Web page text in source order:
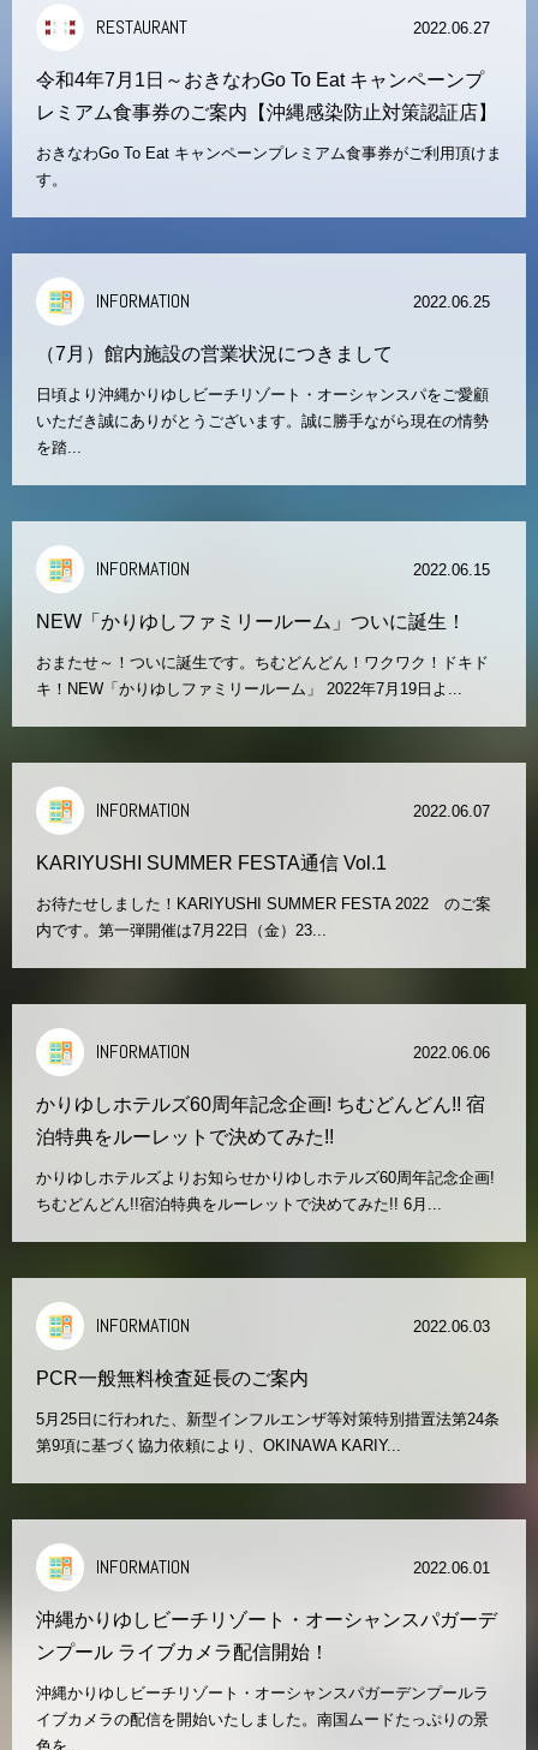
RESTAURANT 2022.06.27
令和4年7月1日～おきなわGo To Eat キャンペーンプ
レミアム食事券のご案内【沖縄感染防止対策認証店】
おきなわGo To Eat キャンペーンプレミアム食事券がご利用頂けま
す。
INFORMATION 2022.06.25
（7月）館内施設の営業状況につきまして
日頃より沖縄かりゆしビーチリゾート・オーシャンスパをご愛顧
いただき誠にありがとうございます。誠に勝手ながら現在の情勢
を踏...
INFORMATION 2022.06.15
NEW「かりゆしファミリールーム」ついに誕生！
おまたせ～！ついに誕生です。ちむどんどん！ワクワク！ドキド
キ！NEW「かりゆしファミリールーム」 2022年7月19日よ...
INFORMATION 2022.06.07
KARIYUSHI SUMMER FESTA通信 Vol.1
お待たせしました！KARIYUSHI SUMMER FESTA 2022 のご案
内です。第一弾開催は7月22日（金）23...
INFORMATION 2022.06.06
かりゆしホテルズ60周年記念企画! ちむどんどん!! 宿
泊特典をルーレットで決めてみた!!
かりゆしホテルズよりお知らせかりゆしホテルズ60周年記念企画!
ちむどんどん!!宿泊特典をルーレットで決めてみた!! 6月...
INFORMATION 2022.06.03
PCR一般無料検査延長のご案内
5月25日に行われた、新型インフルエンザ等対策特別措置法第24条
第9項に基づく協力依頼により、OKINAWA KARIY...
INFORMATION 2022.06.01
沖縄かりゆしビーチリゾート・オーシャンスパガーデ
ンプール ライブカメラ配信開始！
沖縄かりゆしビーチリゾート・オーシャンスパガーデンプールラ
イブカメラの配信を開始いたしました。南国ムードたっぷりの景
色を...